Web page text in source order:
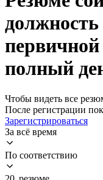
должность
полный
Чтобы видеть все
После регистрации
Зарегистрироваться
За всё время
По соответствию